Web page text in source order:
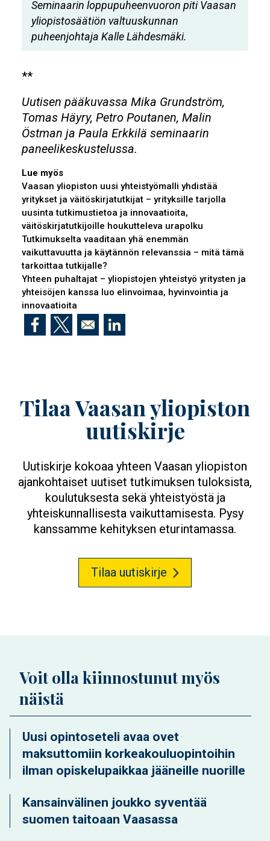
Seminaarin loppupuheenvuoron piti Vaasan
yliopistosäätiön valtuuskunnan
puheenjohtaja Kalle Lähdesmäki.
**
Uutisen pääkuvassa Mika Grundström,
Tomas Häyry, Petro Poutanen, Malin
Östman ja Paula Erkkilä seminaarin
paneelikeskustelussa.
Lue myös
Vaasan yliopiston uusi yhteistyömalli yhdistää
yritykset ja väitöskirjatutkijat – yrityksille tarjolla
uusinta tutkimustietoa ja innovaatioita,
väitöskirjatutkijoille houkutteleva urapolku
Tutkimukselta vaaditaan yhä enemmän
vaikuttavuutta ja käytännön relevanssia – mitä tämä
tarkoittaa tutkijalle?
Yhteen puhaltajat – yliopistojen yhteistyö yritysten ja
yhteisöjen kanssa luo elinvoimaa, hyvinvointia ja
innovaatioita
Opens in a new window
Opens in a new windowOpens in a new window
Tilaa Vaasan yliopiston
uutiskirje
Uutiskirje kokoaa yhteen Vaasan yliopiston
ajankohtaiset uutiset tutkimuksen tuloksista,
koulutuksesta sekä yhteistyöstä ja
yhteiskunnallisesta vaikuttamisesta. Pysy
kanssamme kehityksen eturintamassa.
Tilaa uutiskirje
Voit olla kiinnostunut myös
näistä
Uusi opintoseteli avaa ovet
maksuttomiin korkeakouluopintoihin
ilman opiskelupaikkaa jääneille nuorille
Kansainvälinen joukko syventää
suomen taitoaan Vaasassa